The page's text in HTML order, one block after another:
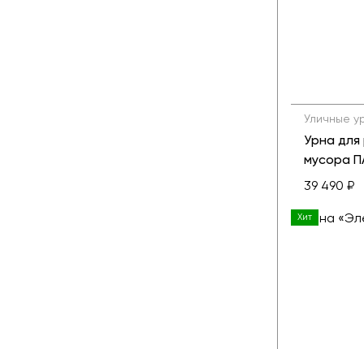
Уличные
Урна для
мусора
39 490 ₽
Хит